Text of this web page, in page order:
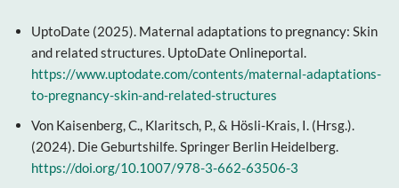
UptoDate (2025). Maternal adaptations to pregnancy: Skin
and related structures. UptoDate Onlineportal.
https://www.uptodate.com/contents/maternal-adaptations-
to-pregnancy-skin-and-related-structures
Von Kaisenberg, C., Klaritsch, P., & Hösli-Krais, I. (Hrsg.).
(2024). Die Geburtshilfe. Springer Berlin Heidelberg.
https://doi.org/10.1007/978-3-662-63506-3